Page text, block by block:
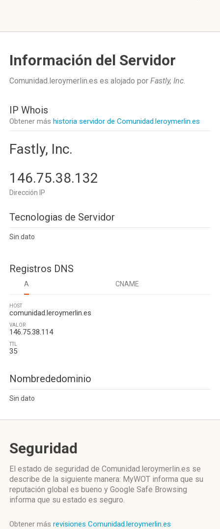
Información del Servidor
Comunidad.leroymerlin.es es alojado por Fastly, Inc.
IP Whois
Obtener más historia servidor de Comunidad.leroymerlin.es
Fastly, Inc.
146.75.38.132
Dirección IP
Tecnologias de Servidor
Sin dato
Registros DNS
A CNAME
HOST
comunidad.leroymerlin.es
VALOR
146.75.38.114
TTL
35
Nombrededominio
Sin dato
Seguridad
El estado de seguridad de Comunidad.leroymerlin.es se
describe de la siguiente manera: MyWOT informa que su
reputación global es bueno y Google Safe Browsing
informa que su estado es seguro.
Obtener más revisiones Comunidad.leroymerlin.es